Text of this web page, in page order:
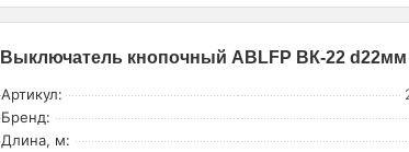
Выключатель кнопочный ABLFP ВК-22 d22мм
Артикул:
Бренд:
Длина, м: